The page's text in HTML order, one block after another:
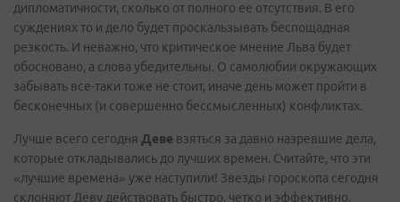
дипломатичности, сколько от полного ее отсутствия. В его
суждениях то и дело будет проскальзывать беспощадная
резкость. И неважно, что критическое мнение Льва будет
обосновано, а слова убедительны. О самолюбии окружающих
забывать все-таки тоже не стоит, иначе день может пройти в
бесконечных (и совершенно бессмысленных) конфликтах.
Лучше всего сегодня Деве взяться за давно назревшие дела,
которые откладывались до лучших времен. Считайте, что эти
«лучшие времена» уже наступили! Звезды гороскопа сегодня
склоняют Деву действовать быстро, четко и эффективно.